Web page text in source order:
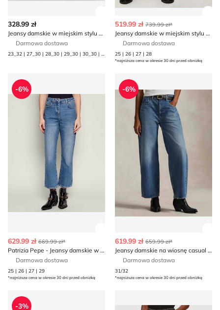
328.99 zł
Jeansy damskie w miejskim stylu na wiosnę Levi's®
Darmowa dostawa
23_32 | 27_30 | 28_30 | 29_30 | 30_30 | 32_30 | 32_32 | 33_30
519.99 zł 739.99 zł*
Jeansy damskie w miejskim stylu One Teaspoon
Darmowa dostawa
25 | 26 | 27 | 28
*najniższa cena w okresie 30 dni przed obniżką
Patrizia Pepe - Jeansy damskie w miejskim stylu
-6%
629.99 zł 669.99 zł*
Patrizia Pepe - Jeansy damskie w miejskim stylu
Darmowa dostawa
25 | 26 | 27 | 29
*najniższa cena w okresie 30 dni przed obniżką
Jeansy damskie na wiosnę
-6%
619.99 zł 659.99 zł*
Jeansy damskie na wiosnę casual Polo Ralph Lauren
Darmowa dostawa
31/32
*najniższa cena w okresie 30 dni przed obniżką
Jeansy damskie casual Patrizia Pepe
-3%